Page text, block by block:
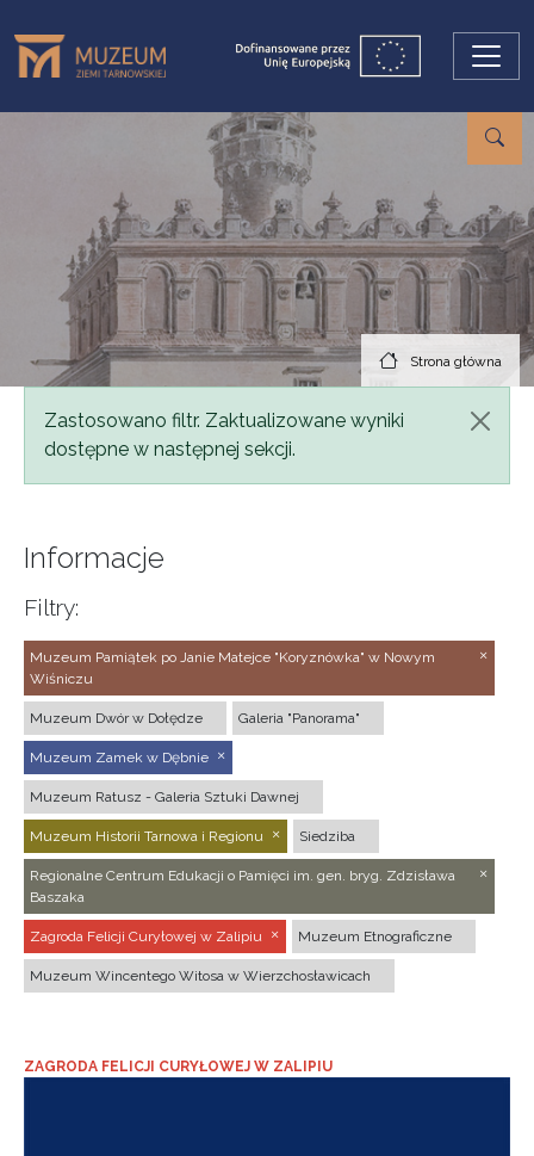
Strona główna
Komunikat
Zastosowano filtr. Zaktualizowane wyniki
dostępne w następnej sekcji.
Informacje
Filtry:
Muzeum Pamiątek po Janie Matejce "Koryznówka" w Nowym
Wiśniczu
Muzeum Dwór w Dołędze Galeria "Panorama"
Muzeum Zamek w Dębnie
Muzeum Ratusz - Galeria Sztuki Dawnej
Muzeum Historii Tarnowa i Regionu Siedziba
Regionalne Centrum Edukacji o Pamięci im. gen. bryg. Zdzisława
Baszaka
Zagroda Felicji Curyłowej w Zalipiu Muzeum Etnograficzne
Muzeum Wincentego Witosa w Wierzchosławicach
ZAGRODA FELICJI CURYŁOWEJ W ZALIPIU